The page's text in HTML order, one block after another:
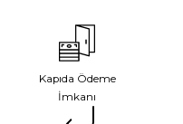
Kapıda Ödeme
İmkanı